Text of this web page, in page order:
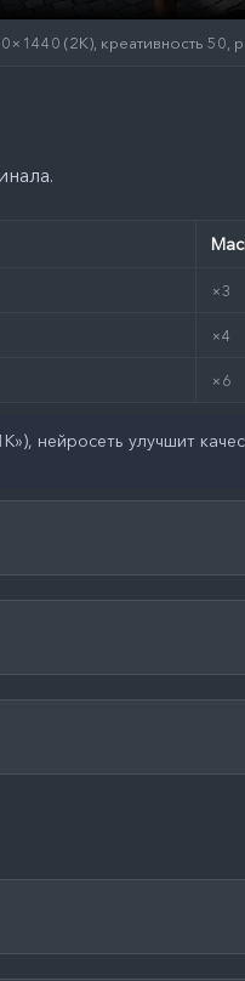
(2K), креативность 50,
×3
×4
×6
нейросеть улучшит